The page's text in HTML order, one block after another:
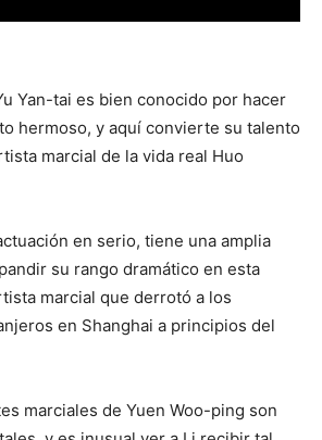
Yan-tai es bien conocido por hacer
hermoso, y aquí convierte su talento
marcial de la vida real Huo
en serio, tiene una amplia
su rango dramático en esta
marcial que derrotó a los
en Shanghai a principios del
marciales de Yuen Woo-ping son